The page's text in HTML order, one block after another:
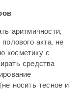
аритмичности,
акта, не
косметику с
средства
носить тесное и